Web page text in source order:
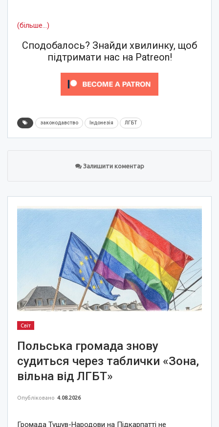
(більше…)
Сподобалось? Знайди хвилинку, щоб
підтримати нас на Patreon!
законодавство Індонезія ЛГБТ
Залишити коментар
Світ
Польська громада знову
судиться через таблички «Зона,
вільна від ЛГБТ»
Опубліковано 4.08.2026
Громада Тушув-Народови на Підкарпатті не